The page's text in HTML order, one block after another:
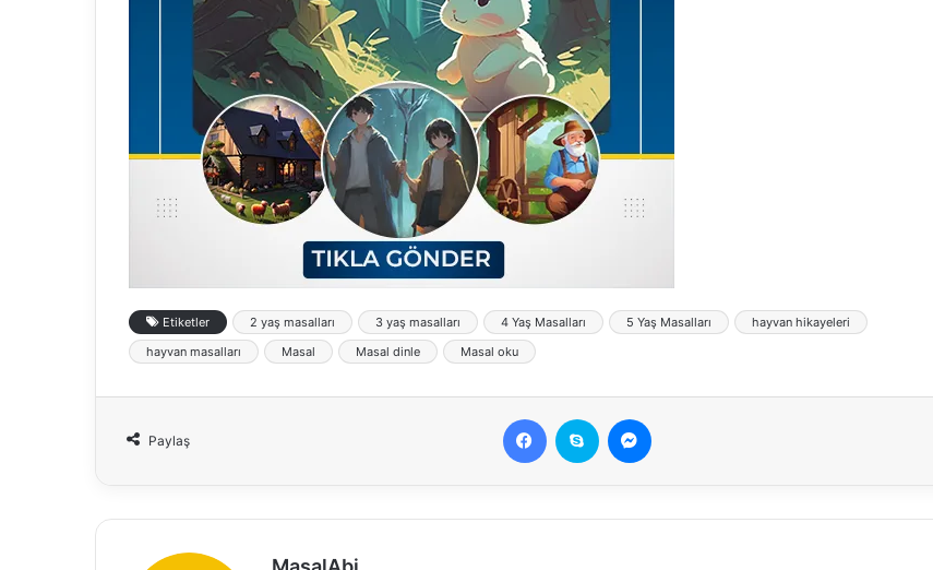
Etiketler 2 yaş masalları 3 yaş masalları 4 Yaş Masalları 5 Yaş Masalları
hayvan hikayeleri
hayvan masalları
Masal Masal dinle Masal oku
Paylaş
FacebookSkype